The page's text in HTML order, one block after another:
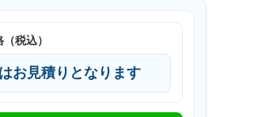
税込）
お見積りとなります